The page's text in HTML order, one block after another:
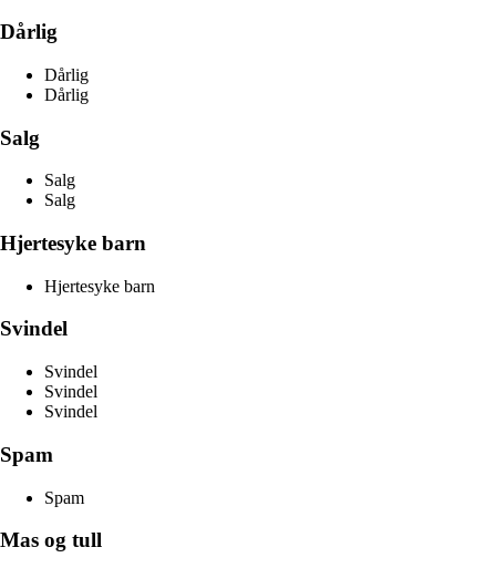
Dårlig
Dårlig
Dårlig
Salg
Salg
Salg
Hjertesyke barn
Hjertesyke barn
Svindel
Svindel
Svindel
Svindel
Spam
Spam
Mas og tull